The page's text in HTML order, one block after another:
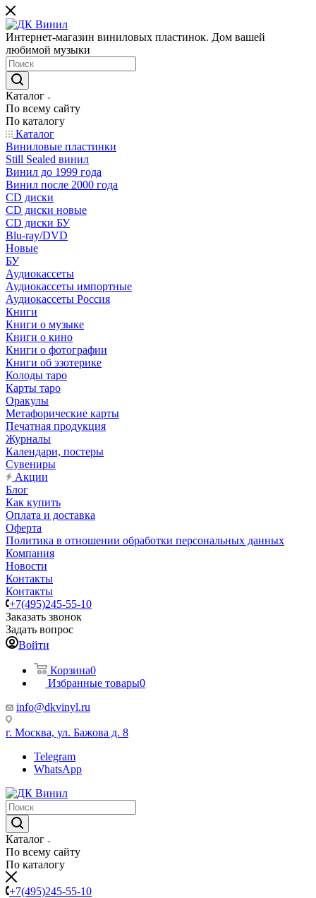
Интернет-магазин виниловых пластинок. Дом вашей
любимой музыки
Каталог
По всему сайту
По каталогу
Каталог
Виниловые пластинки
Still Sealed винил
Винил до 1999 года
Винил после 2000 года
CD диски
CD диски новые
CD диски БУ
Blu-ray/DVD
Новые
БУ
Аудиокассеты
Аудиокассеты импортные
Аудиокассеты Россия
Книги
Книги о музыке
Книги о кино
Книги о фотографии
Книги об эзотерике
Колоды таро
Карты таро
Оракулы
Метафорические карты
Печатная продукция
Журналы
Календари, постеры
Сувениры
Акции
Блог
Как купить
Оплата и доставка
Оферта
Политика в отношении обработки персональных данных
Компания
Новости
Контакты
Контакты
+7(495)245-55-10
Заказать звонок
Задать вопрос
Войти
Корзина0
Избранные товары0
info@dkvinyl.ru
г. Москва, ул. Бажова д. 8
Telegram
WhatsApp
Каталог
По всему сайту
По каталогу
+7(495)245-55-10